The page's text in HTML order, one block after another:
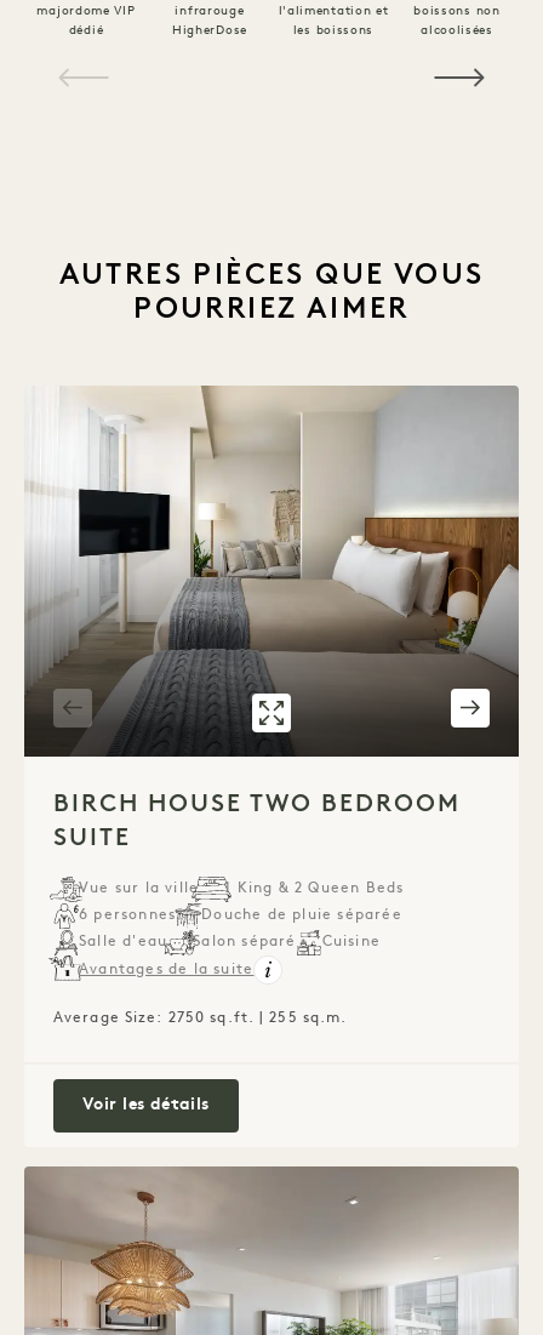
majordome VIP
dédié
infrarouge
HigherDose
l'alimentation et
les boissons
boissons non
alcoolisées
AUTRES PIÈCES QUE VOUS
POURRIEZ AIMER
GALERIE 545 BIRCH HOUSE
BIRCH HOUSE TWO BEDROOM
SUITE
Vue sur la ville
1 King & 2 Queen Beds
6 personnes
Douche de pluie séparée
Salle d'eau
Salon séparé
Cuisine
Avantages de la suite
Average Size: 2750 sq.ft. | 255 sq.m.
Voir les détailsBirch House Two Bedroom Suite